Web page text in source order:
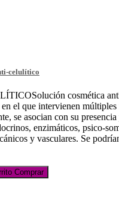
celulítico
cosmética
el que intervienen múltiples
se asocian con su
enzimáticos, psico-
y vasculares. Se
Comprar